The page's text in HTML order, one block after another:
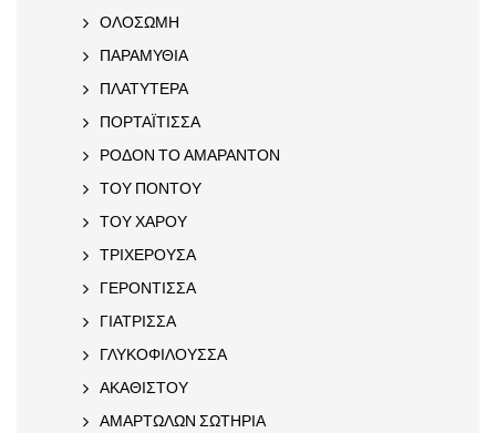
ΟΛΟΣΩΜΗ
ΠΑΡΑΜΥΘΙΑ
ΠΛΑΤΥΤΕΡΑ
ΠΟΡΤΑΪΤΙΣΣΑ
ΡΟΔΟΝ ΤΟ ΑΜΑΡΑΝΤΟΝ
ΤΟΥ ΠΟΝΤΟΥ
ΤΟΥ ΧΑΡΟΥ
ΤΡΙΧΕΡΟΥΣΑ
ΓΕΡΟΝΤΙΣΣΑ
ΓΙΑΤΡΙΣΣΑ
ΓΛΥΚΟΦΙΛΟΥΣΣΑ
ΑΚΑΘΙΣΤΟΥ
ΑΜΑΡΤΩΛΩΝ ΣΩΤΗΡΙΑ